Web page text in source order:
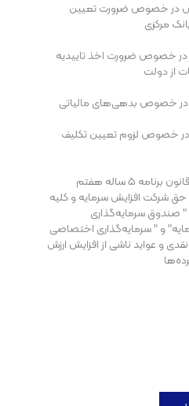
حسابرس در خصوص ضرورت تعیین
مرکزی
حسابرس در خصوص ضرورت اخذ تاییدیه
از دولت
حسابرس در خصوص لزوم تعیین تکلیف
ه. اجرای کامل مفاد بند ت ماده ۸ قانون برنامه ۵ ساله هفتم
حق شرکت افزایش سرمایه و کلیه
" صندوق سرمایه‌گذاری
و " سرمایه‌گذاری اختصاصی
و عواید ناشی از افزایش ارزش